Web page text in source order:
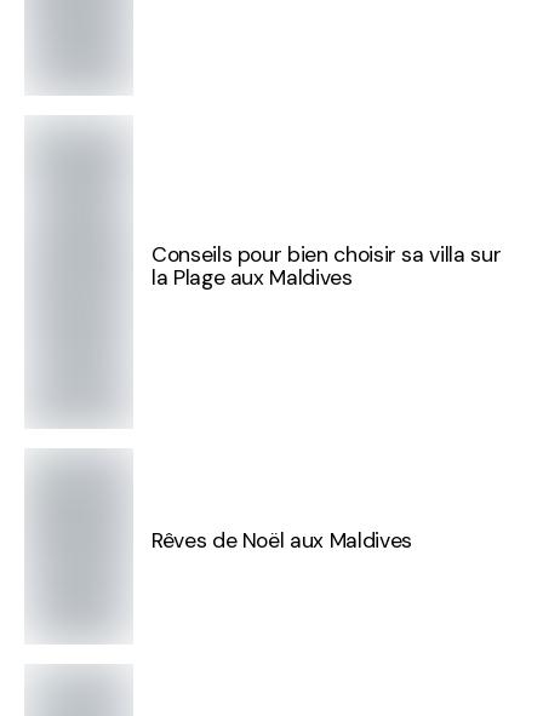
Conseils pour bien choisir sa villa sur
la Plage aux Maldives
Rêves de Noël aux Maldives